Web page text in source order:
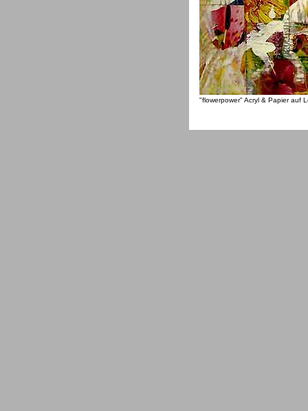
"flowerpower" Acryl & Papier auf